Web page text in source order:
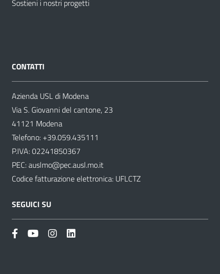
Sostieni i nostri progetti
CONTATTI
Azienda USL di Modena
Via S. Giovanni del cantone, 23
41121 Modena
Telefono: +39.059.435111
P.IVA: 02241850367
PEC:auslmo@pec.ausl.mo.it
Codice fatturazione elettronica: UFLCTZ
SEGUICI SU